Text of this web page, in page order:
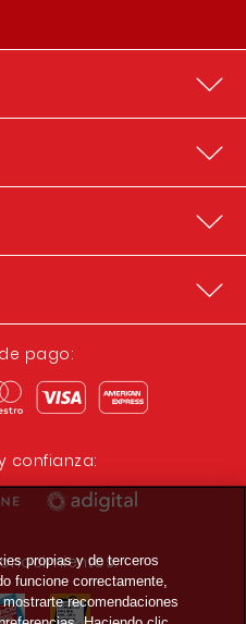
pago:
confianza:
propias y de terceros
funcione correctamente,
recomendaciones